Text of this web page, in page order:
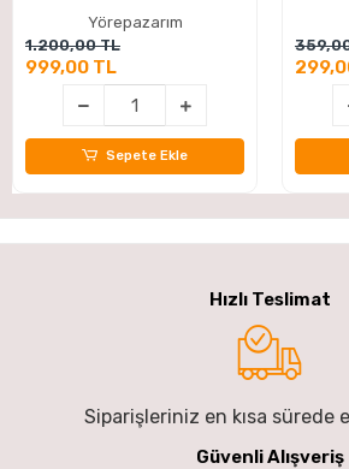
Yörepazarım
1.200,00 TL
999,00 TL
Sepete Ekle
Hızlı Teslimat
Siparişleriniz en kısa sürede
Güvenli Alışveriş